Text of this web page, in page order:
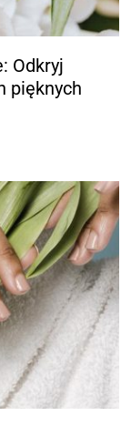
Odkryj
pięknych